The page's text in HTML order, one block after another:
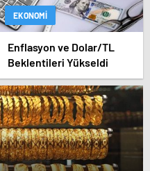
EKONOMI
Enflasyon ve Dolar/TL
Beklentileri Yükseldi